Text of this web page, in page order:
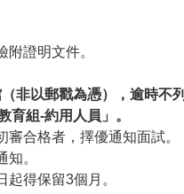
證明文件。
非以郵戳為憑），逾時不
育組-約用人員」。
合格者，擇優通知面試。
。
得保留3個月。